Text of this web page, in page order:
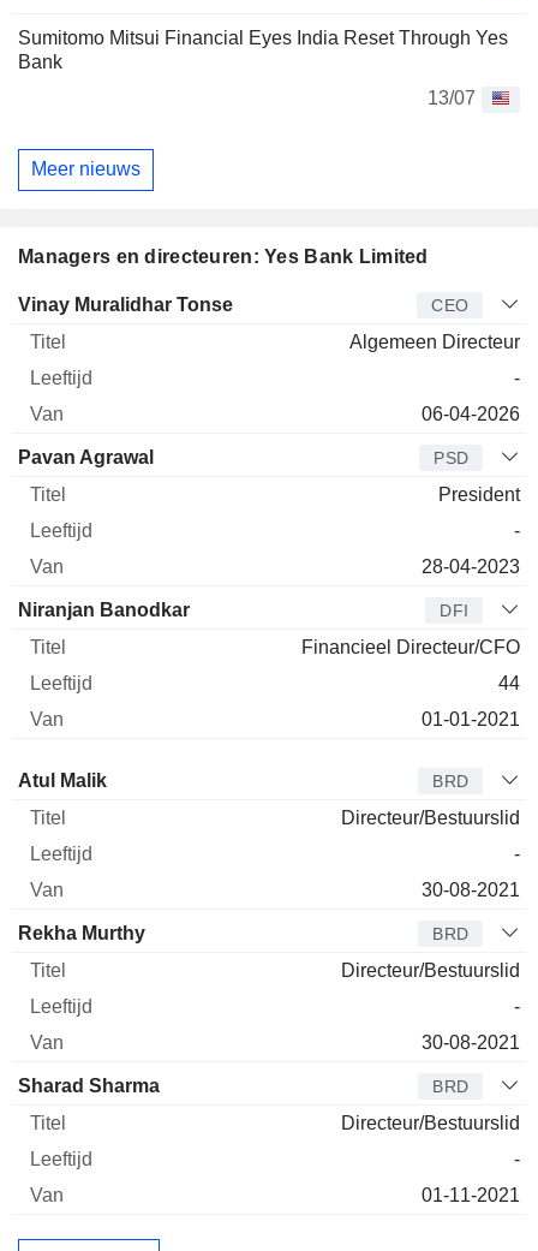
Sumitomo Mitsui Financial Eyes India Reset Through Yes
Bank
13/07
Meer nieuws
Managers en directeuren: Yes Bank Limited
Bedrijfsleider Titel Leeftijd
Vinay Muralidhar Tonse CEO
Algemeen Directeur
-
06-04-2026
Pavan Agrawal PSD
President
-
28-04-2023
Niranjan Banodkar DFI
Financieel Directeur/CFO
44
01-01-2021
Bestuurder
Atul Malik BRD
Directeur/Bestuurslid
-
30-08-2021
Rekha Murthy BRD
Directeur/Bestuurslid
-
30-08-2021
Sharad Sharma BRD
Directeur/Bestuurslid
-
01-11-2021